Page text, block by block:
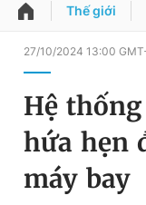
QUẢNG CÁO
Chuyên mục
Chuyên mục khác
Đổi mật khẩu
Tin đã lưu
Tin đã xem
Thế giới
27/10/2024 13:00
Hệ
hứa hẹn
máy bay